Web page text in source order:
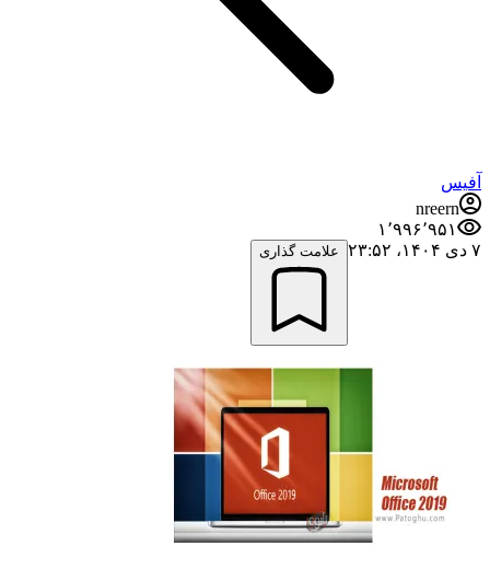
آفیس
nreern
۱٬۹۹۶٬۹۵۱
۷ دی ۱۴۰۴،‏ ۲۳:۵۲
علامت گذاری